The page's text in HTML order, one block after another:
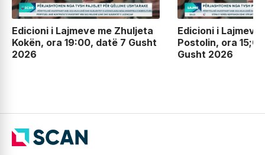
Edicioni i Lajmeve me Zhuljeta
Kokën, ora 19:00, datë 7 Gusht
2026
Edicioni i Lajmeve
Postolin, ora
Gusht 2026